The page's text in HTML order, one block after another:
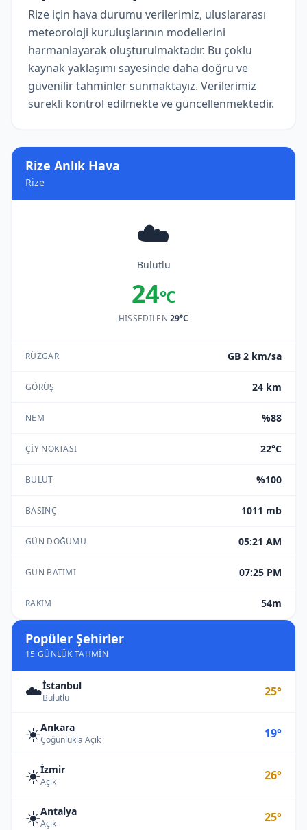
Rize Anlık Hava
Rize
☁️
Bulutlu
24°C
HISSEDILEN29°C
RÜZGAR GB 2 km/sa
GÖRÜŞ 24 km
NEM %88
ÇIY NOKTASI 22°C
BULUT %100
BASINÇ 1011 mb
GÜN DOĞUMU 05:21 AM
GÜN BATIMI 07:25 PM
RAKIM 54m
Popüler Şehirler
15 GÜNLÜK TAHMIN
☁️İstanbul
Bulutlu 25°
☀️Ankara
Çoğunlukla Açık 19°
☀️İzmir
Açık 26°
☀️Antalya
Açık 25°
Rize için hava durumu verilerimiz, uluslararası
meteoroloji kuruluşlarının modellerini
harmanlayarak oluşturulmaktadır. Bu çoklu
kaynak yaklaşımı sayesinde daha doğru ve
güvenilir tahminler sunmaktayız. Verilerimiz
sürekli kontrol edilmekte ve güncellenmektedir.